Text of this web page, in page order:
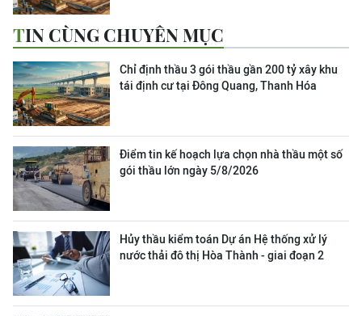
TIN CÙNG CHUYÊN MỤC
Chỉ định thầu 3 gói thầu gần 200 tỷ xây khu
tái định cư tại Đông Quang, Thanh Hóa
Điểm tin kế hoạch lựa chọn nhà thầu một số
gói thầu lớn ngày 5/8/2026
Hủy thầu kiểm toán Dự án Hệ thống xử lý
nước thải đô thị Hòa Thành - giai đoạn 2